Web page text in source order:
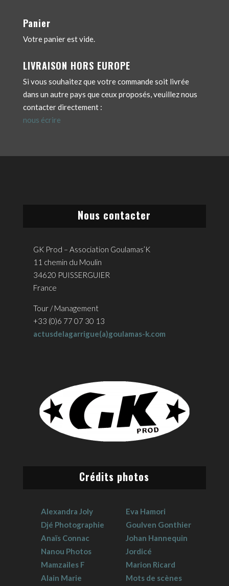
Panier
Votre panier est vide.
LIVRAISON HORS EUROPE
Si vous souhaitez que votre commande soit livrée
dans un autre pays que ceux proposés, veuillez nous
contacter directement :
nous écrire
Nous contacter
GK Prod – Association Goulamas’K
11 chemin du Moulin
34620 PUISSERGUIER
France
Tour / Management
+33 (0)6 77 07 30 13
actusdelagarrigue(a)goulamas-k.com
Crédits photos
Alexandra Joly
Djé Photographie
Anaïs Connac
Nanou Photos
Mamzailes F
Alain Marie
Eva Hamori
Goulven Gonthier
Johan Hannequin
Jordicé
Marion Ricard
Mots de scènes